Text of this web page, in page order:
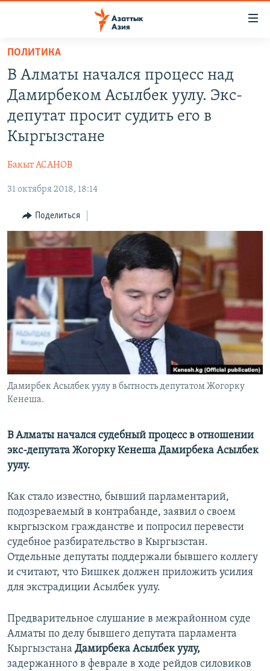
Вернуться
основному
содержанию
главной
Вернутся
ВОЙНА В УКРАИНЕ
НА ДРУГИХ ЯЗЫКАХ
ЎЗБЕКЧА
ТОҶИКӢ
TÜRKMENÇE
ПОДПИШИТЕСЬ НА НАС В СОЦСЕТЯХ
Все сайты РСЕ/РС
ПОЛИТИКА
В Алматы начался процесс над
Дамирбеком Асылбек уулу. Экс-
депутат просит судить его в
Кыргызстане
Бакыт АСАНОВ
31 октября 2018, 18:14
Поделиться
Дамирбек Асылбек уулу в бытность депутатом Жогорку
Кенеша.
В Алматы начался судебный процесс в отношении
экс-депутата Жогорку Кенеша Дамирбека Асылбек
уулу.
Как стало известно, бывший парламентарий,
подозреваемый в контрабанде, заявил о своем
кыргызском гражданстве и попросил перевести
судебное разбирательство в Кыргызстан.
Отдельные депутаты поддержали бывшего коллегу
и считают, что Бишкек должен приложить усилия
для экстрадиции Асылбек уулу.
Предварительное слушание в межрайонном суде
Алматы по делу бывшего депутата парламента
Кыргызстана Дамирбека Асылбек уулу,
задержанного в феврале в ходе рейдов силовиков